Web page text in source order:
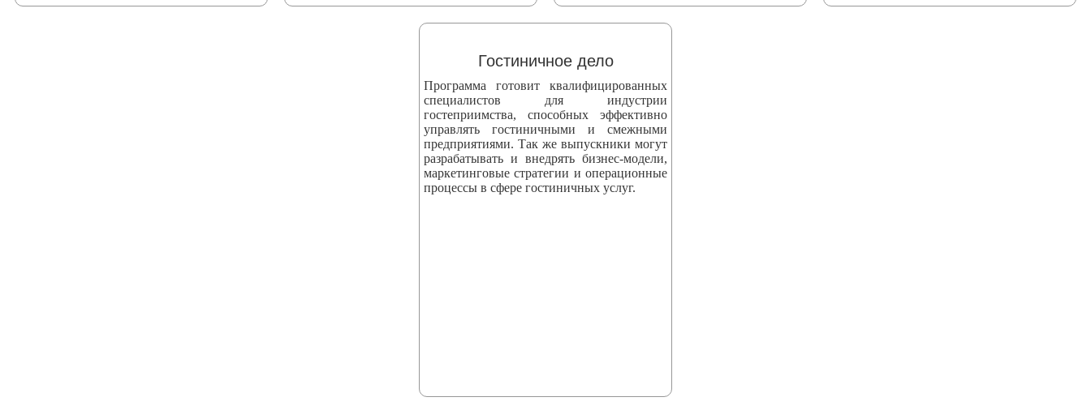
Гостиничное дело
Программа готовит квалифицированных
специалистов для индустрии
гостеприимства, способных эффективно
управлять гостиничными и смежными
предприятиями. Так же выпускники могут
разрабатывать и внедрять бизнес‑модели,
маркетинговые стратегии и операционные
процессы в сфере гостиничных услуг.